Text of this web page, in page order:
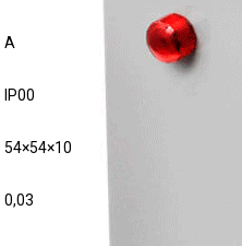
А
IP00
54×54×10
0,03